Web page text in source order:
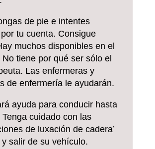
de pie e intentes
tu cuenta. Consigue
muchos disponibles en el
No tiene por qué ser sólo el
Las enfermeras y
de enfermería le ayudarán.
ayuda para conducir hasta
cuidado con las
de luxación de cadera’
salir de su vehículo.